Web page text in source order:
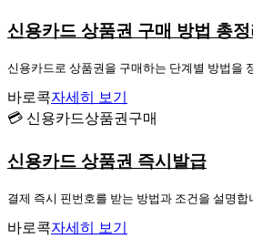
신용카드 상품권 구매 방법 총정
신용카드로 상품권을 구매하는 단계별 방법을
바로콕자세히 보기
💳 신용카드상품권구매
신용카드 상품권 즉시발급
결제 즉시 핀번호를 받는 방법과 조건을 설명합
바로콕자세히 보기